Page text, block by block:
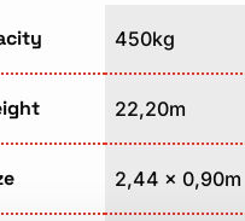
450kg
22,20m
2,44 x 0,90m